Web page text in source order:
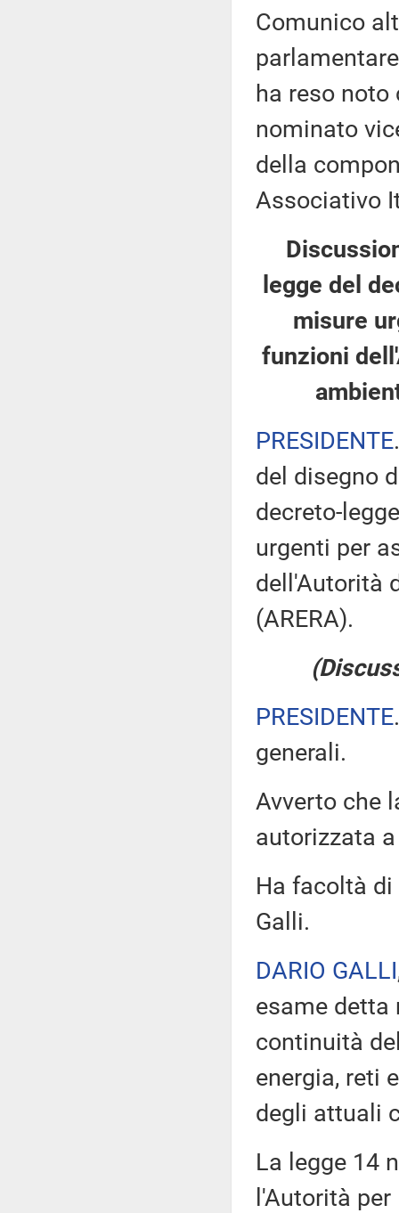
Comunico
ha reso noto
nominato
della
Associativo
legge del
misure
funzioni
PRESIDENTE
del disegno
decreto-
urgenti per
dell'Autorità
(ARERA).
PRESIDENTE
generali.
Avverto che
autorizzata
Ha facoltà
Galli.
DARIO GALLI
esame detta
continuità
energia, reti
degli attuali
La legge 14
l'Autorità